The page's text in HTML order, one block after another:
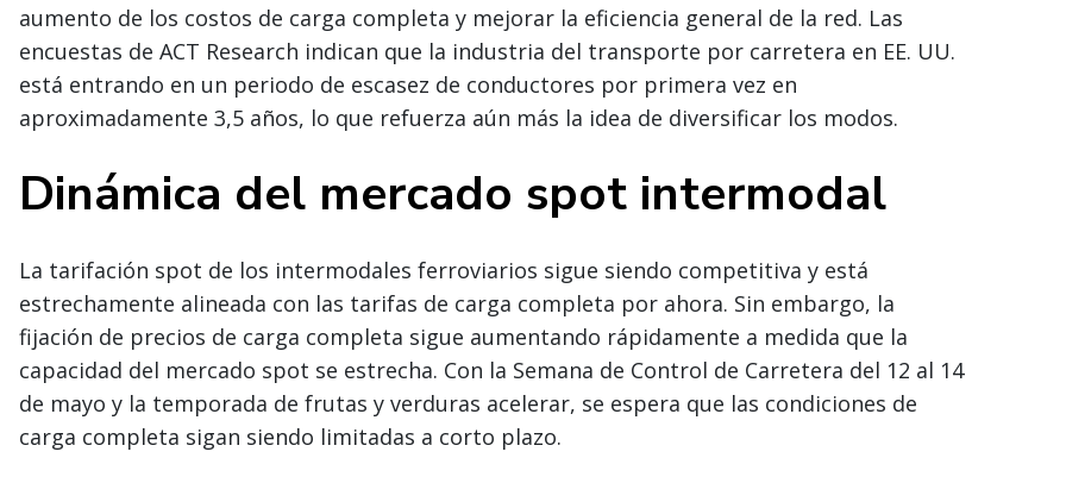
aumento de los costos de carga completa y mejorar la eficiencia general de la red. Las
encuestas de ACT Research indican que la industria del transporte por carretera en EE. UU.
está entrando en un periodo de escasez de conductores por primera vez en
aproximadamente 3,5 años, lo que refuerza aún más la idea de diversificar los modos.
Dinámica del mercado spot intermodal
La tarifación spot de los intermodales ferroviarios sigue siendo competitiva y está
estrechamente alineada con las tarifas de carga completa por ahora. Sin embargo, la
fijación de precios de carga completa sigue aumentando rápidamente a medida que la
capacidad del mercado spot se estrecha. Con la Semana de Control de Carretera del 12 al 14
de mayo y la temporada de frutas y verduras acelerar, se espera que las condiciones de
carga completa sigan siendo limitadas a corto plazo.